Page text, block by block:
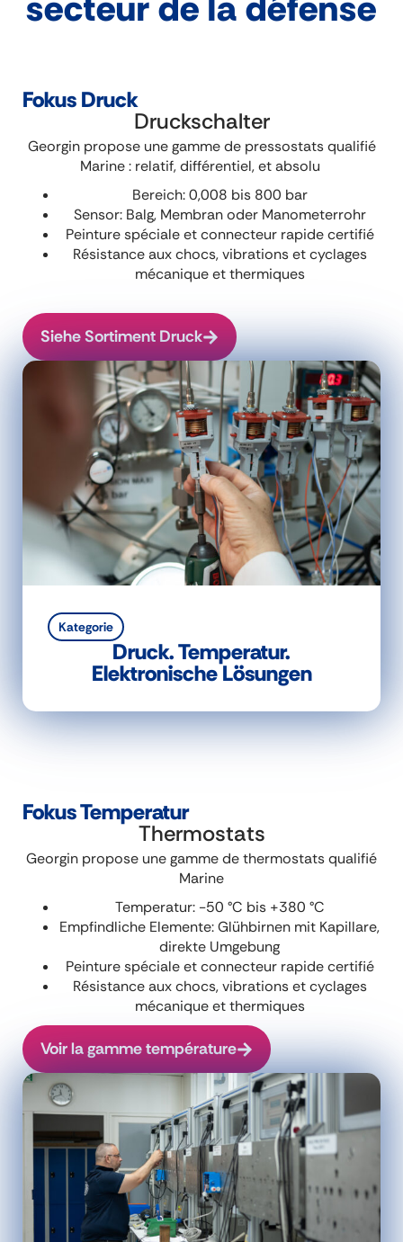
Fokus Druck
Druckschalter
Georgin propose une gamme de pressostats qualifié
Marine : relatif, différentiel, et absolu
Bereich: 0,008 bis 800 bar
Sensor: Balg, Membran oder Manometerrohr
Peinture spéciale et connecteur rapide certifié
Résistance aux chocs, vibrations et cyclages
mécanique et thermiques
Siehe Sortiment Druck
Kategorie
Druck. Temperatur.
Elektronische Lösungen
Fokus Temperatur
Thermostats
Georgin propose une gamme de thermostats qualifié
Marine
Temperatur: -50 °C bis +380 °C
Empfindliche Elemente: Glühbirnen mit Kapillare,
direkte Umgebung
Peinture spéciale et connecteur rapide certifié
Résistance aux chocs, vibrations et cyclages
mécanique et thermiques
Voir la gamme température